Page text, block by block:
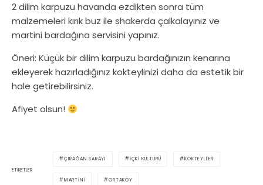
2 dilim karpuzu havanda ezdikten sonra tüm
malzemeleri kırık buz ile shakerda çalkalayınız ve
martini bardağına servisini yapınız.
Öneri: Küçük bir dilim karpuzu bardağınızın kenarına
ekleyerek hazırladığınız kokteylinizi daha da estetik bir
hale getirebilirsiniz.
Afiyet olsun!
ETIKETLER
ÇIRAĞAN SARAYI İÇKI KÜLTÜRÜ KOKTEYLLER
MARTINI ORTAKÖY